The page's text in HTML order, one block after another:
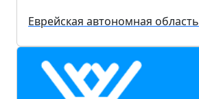
Еврейская автономная область